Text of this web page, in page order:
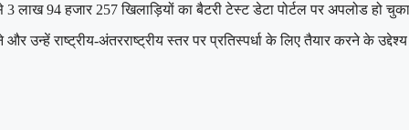
94 हजार 257 खिलाड़ियों का बैटरी टेस्ट डेटा पोर्टल पर अपलोड हो
और उन्हें राष्ट्रीय-अंतरराष्ट्रीय स्तर पर प्रतिस्पर्धा के लिए तैयार करने के